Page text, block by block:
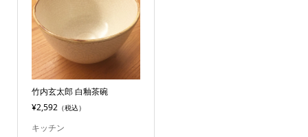
竹内玄太郎 白釉茶碗
¥2,592（税込）
キッチン